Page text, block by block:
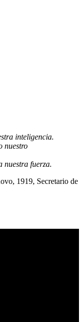
inteligencia.
nuestro
nuestra fuerza.
1919, Secretario de